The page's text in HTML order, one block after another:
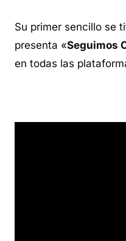
Su primer sencillo se
presenta «Seguimos
en todas las